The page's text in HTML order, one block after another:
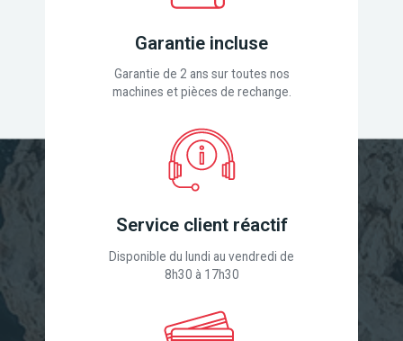
Garantie incluse
Garantie de 2 ans sur toutes nos
machines et pièces de rechange.
Service client réactif
Disponible du lundi au vendredi de
8h30 à 17h30